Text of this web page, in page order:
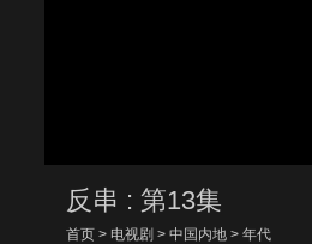
反串 : 第13集
首页 > 电视剧 > 中国内地 > 年代